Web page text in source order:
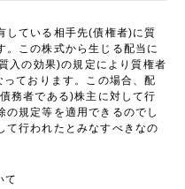
している相手先(債権者)に質
。この株式から生じる配当に
入の効果)の規定により質権者
ております。この場合、配
務者である)株主に対して行
規定等を適用できるのでし
て行われたとみなすべきなの
て